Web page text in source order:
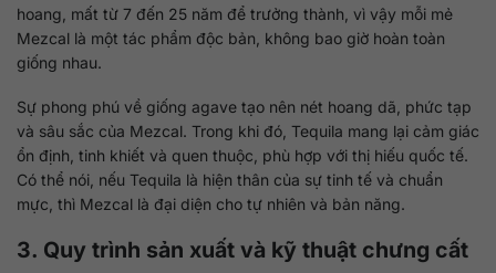
hoang, mất từ 7 đến 25 năm để trưởng thành, vì vậy mỗi mẻ
Mezcal là một tác phẩm độc bản, không bao giờ hoàn toàn
giống nhau.
Sự phong phú về giống agave tạo nên nét hoang dã, phức tạp
và sâu sắc của Mezcal. Trong khi đó, Tequila mang lại cảm giác
ổn định, tinh khiết và quen thuộc, phù hợp với thị hiếu quốc tế.
Có thể nói, nếu Tequila là hiện thân của sự tinh tế và chuẩn
mực, thì Mezcal là đại diện cho tự nhiên và bản năng.
3. Quy trình sản xuất và kỹ thuật chưng cất